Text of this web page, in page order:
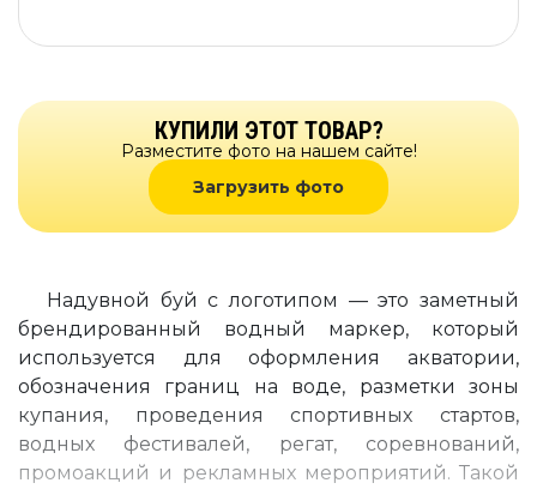
КУПИЛИ ЭТОТ ТОВАР?
Разместите фото на нашем сайте!
Загрузить фото
Надувной буй с логотипом — это заметный
брендированный водный маркер, который
используется для оформления акватории,
обозначения границ на воде, разметки зоны
купания, проведения спортивных стартов,
водных фестивалей, регат, соревнований,
промоакций и рекламных мероприятий. Такой